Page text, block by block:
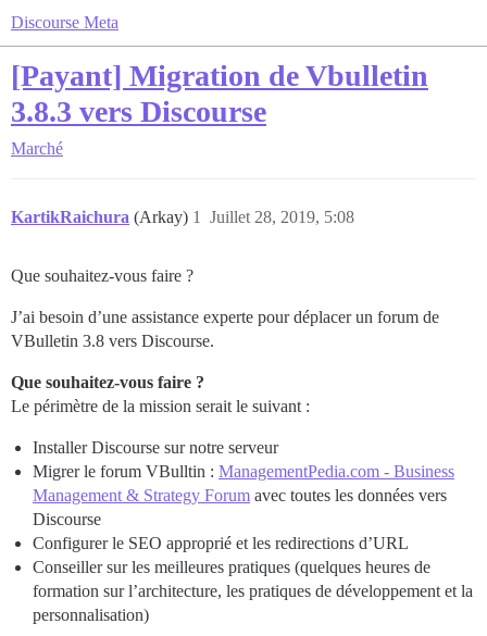
Discourse Meta
[Payant] Migration de Vbulletin
3.8.3 vers Discourse
Marché
KartikRaichura (Arkay) Juillet 28, 2019, 5:08
1
Que souhaitez-vous faire ?
J’ai besoin d’une assistance experte pour déplacer un forum de
VBulletin 3.8 vers Discourse.
Que souhaitez-vous faire ?
Le périmètre de la mission serait le suivant :
Installer Discourse sur notre serveur
Migrer le forum VBulltin : ManagementPedia.com - Business
Management & Strategy Forum avec toutes les données vers
Discourse
Configurer le SEO approprié et les redirections d’URL
Conseiller sur les meilleures pratiques (quelques heures de
formation sur l’architecture, les pratiques de développement et la
personnalisation)